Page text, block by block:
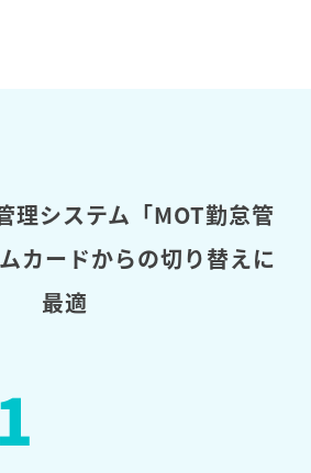
理システム「MOT勤怠管
カードからの切り替えに
最適